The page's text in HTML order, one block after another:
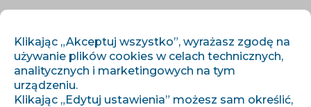
Klikając „Akceptuj wszystko”, wyrażasz zgodę na
używanie plików cookies w celach technicznych,
analitycznych i marketingowych na tym
urządzeniu.
Klikając „Edytuj ustawienia” możesz sam określić,